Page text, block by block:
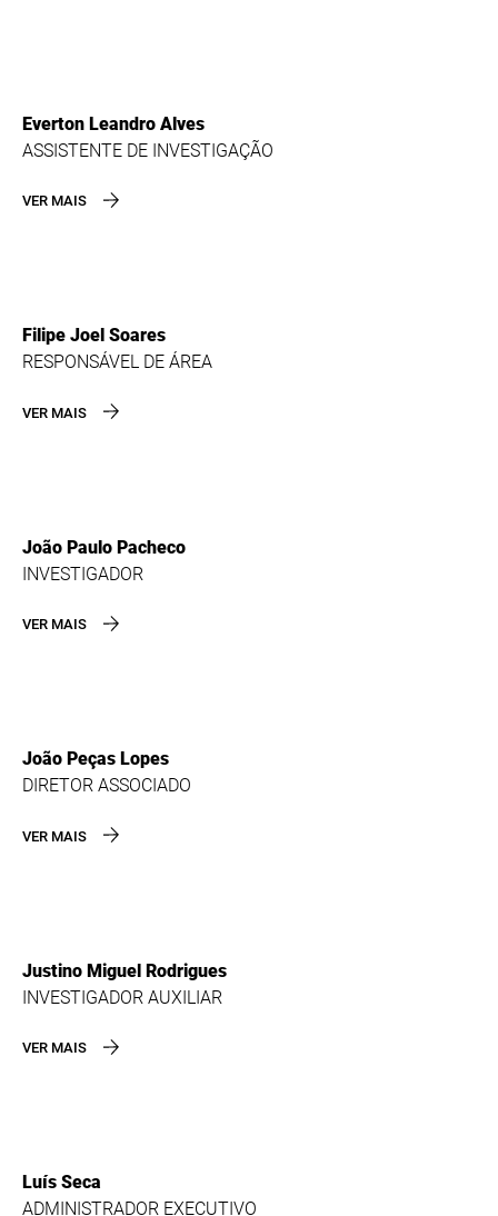
Everton Leandro Alves
ASSISTENTE DE INVESTIGAÇÃO
VER MAIS
Filipe Joel Soares
RESPONSÁVEL DE ÁREA
VER MAIS
João Paulo Pacheco
INVESTIGADOR
VER MAIS
João Peças Lopes
DIRETOR ASSOCIADO
VER MAIS
Justino Miguel Rodrigues
INVESTIGADOR AUXILIAR
VER MAIS
Luís Seca
ADMINISTRADOR EXECUTIVO